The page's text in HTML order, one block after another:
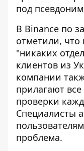
под
В Binance по
отметили, что
"никаких
клиентов из
компании
прилагают
проверки
Специалисты
проблема.